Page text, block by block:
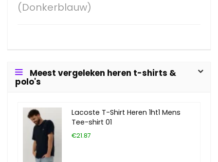
(Donkerblauw)
Meest vergeleken heren t-shirts &
polo's
Lacoste T-Shirt Heren 1ht1 Mens
Tee-shirt 01
€21.87